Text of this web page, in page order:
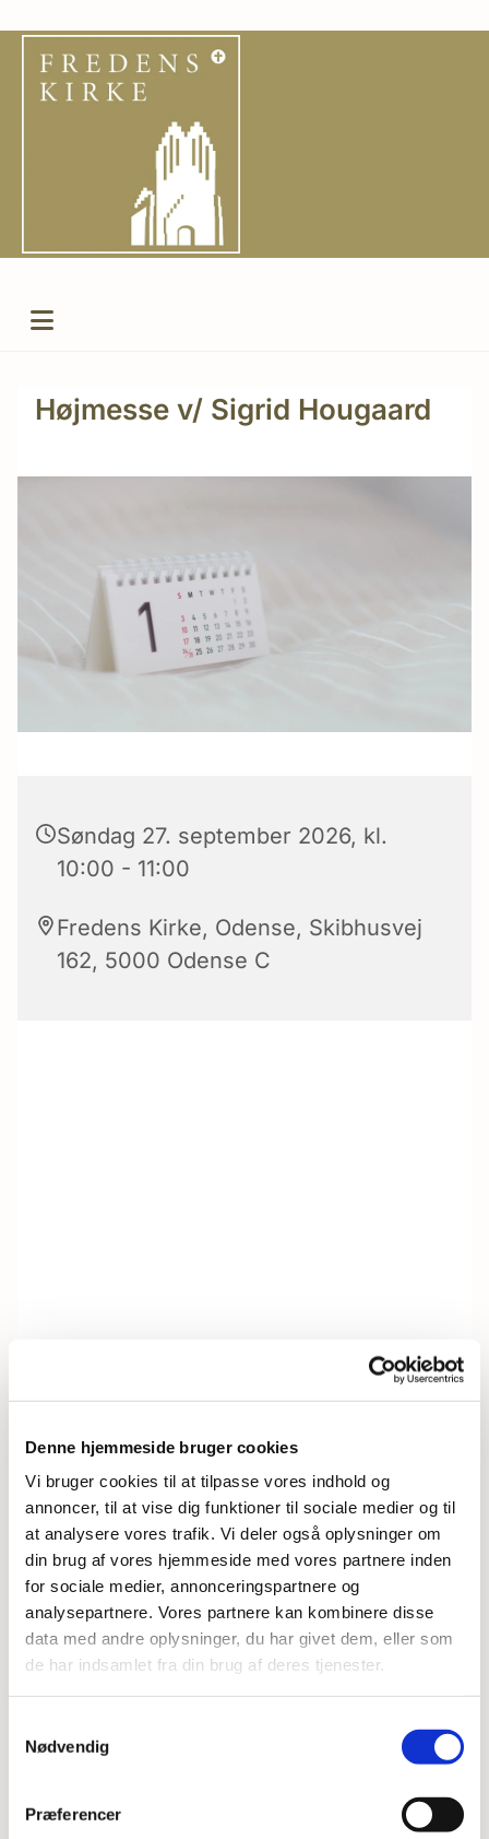
Denne hjemmeside bruger cookies
Vi bruger cookies til at tilpasse vores indhold og
annoncer, til at vise dig funktioner til sociale medier og til
at analysere vores trafik. Vi deler også oplysninger om
din brug af vores hjemmeside med vores partnere inden
for sociale medier, annonceringspartnere og
analysepartnere. Vores partnere kan kombinere disse
data med andre oplysninger, du har givet dem, eller som
de har indsamlet fra din brug af deres tjenester.
Nødvendig
Præferencer
Højmesse v/ Sigrid Hougaard
Søndag 27. september 2026, kl.
10:00 - 11:00
Fredens Kirke, Odense, Skibhusvej
162, 5000 Odense C
Du vil måske også kunne
lide...